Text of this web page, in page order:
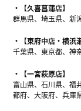
【久喜菖蒲店】
群馬県、埼玉県、新
【東府中店・横浜
千葉県、東京都、神
【一宮萩原店】
富山県、石川県、福
都府、大阪府、兵庫